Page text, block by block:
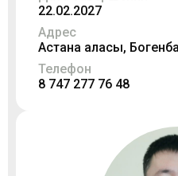
22.02.2027
Адрес
Астана қаласы,
Телефон
8 747 277 76 48